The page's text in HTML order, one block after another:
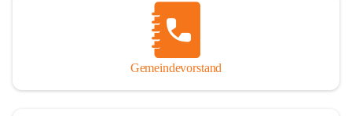
Gemeindevorstand